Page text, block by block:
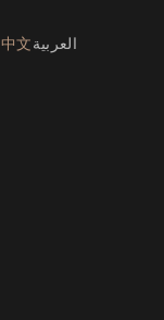
中文العربية